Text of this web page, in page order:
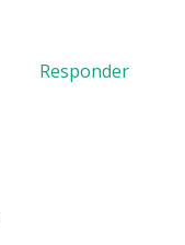
Responder